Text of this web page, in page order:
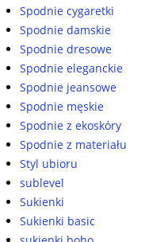
Spodnie cygaretki
Spodnie damskie
Spodnie dresowe
Spodnie eleganckie
Spodnie jeansowe
Spodnie męskie
Spodnie z ekoskóry
Spodnie z materiału
Styl ubioru
sublevel
Sukienki
Sukienki basic